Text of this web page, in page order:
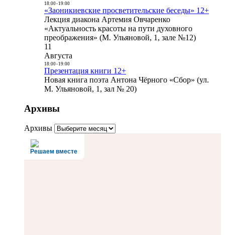
18:00- 19:00
«Заоникиевские просветительские беседы» 12+
Лекция диакона Артемия Овчаренко
«Актуальность красоты на пути духовного
преображения» (М. Ульяновой, 1, зале №12)
11
Августа
18:00- 19:00
Презентация книги 12+
Новая книга поэта Антона Чёрного «Сбор» (ул.
М. Ульяновой, 1, зал № 20)
Архивы
Архивы
Решаем вместе